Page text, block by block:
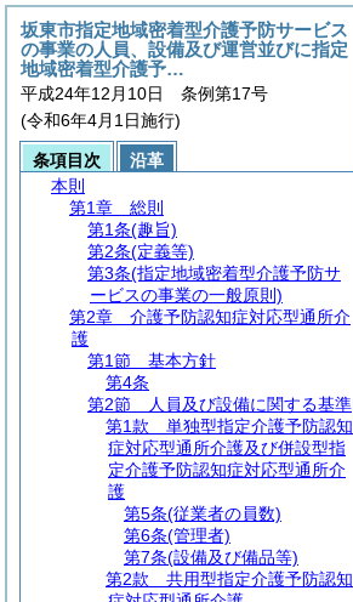
坂東市指定地域密着型介護予防サービス
の事業の人員、設備及び運営並びに指定
地域密着型介護予…
平成24年12月10日 条例第17号
(令和6年4月1日施行)
条項目次
沿革
本則
第1章
総則
第1条(趣旨)
第2条(定義等)
第3条(指定地域密着型介護予防サ
ービスの事業の一般原則)
第2章
介護予防認知症対応型通所介
護
第1節
基本方針
第4条
第2節
人員及び設備に関する基準
第1款
単独型指定介護予防認知
症対応型通所介護及び併設型指
定介護予防認知症対応型通所介
護
第5条(従業者の員数)
第6条(管理者)
第7条(設備及び備品等)
第2款
共用型指定介護予防認知